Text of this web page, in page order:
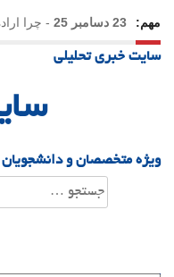
مهم: 23 دسامبر 25 - چرا
21 دسامبر 25
سایت خبری تحلیلی
ویژه متخصصان و
جستجو
برای: